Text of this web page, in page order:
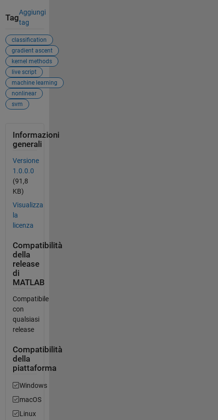
Tag
Aggiungi
tag
classification
gradient ascent
kernel methods
live script
machine learning
nonlinear
svm
Informazioni
generali
Versione
1.0.0.0
(91,8
KB)
Visualizza
la
licenza
Compatibilità
della
release
di
MATLAB
Compatibile
con
qualsiasi
release
Compatibilità
della
piattaforma
Windows
macOS
Linux